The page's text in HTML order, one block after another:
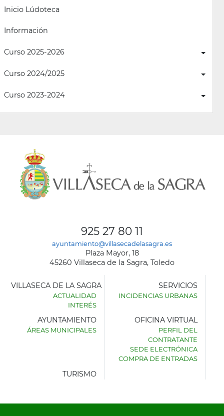
Inicio Lúdoteca
Información
Curso 2025-2026
Curso 2024/2025
Curso 2023-2024
925 27 80 11
ayuntamiento@villasecadelasagra.es
Plaza Mayor, 18
45260 Villaseca de la Sagra, Toledo
AYUNTAMIENTO
VILLASECA DE LA SAGRA
ACTUALIDAD
INTERÉS
SERVICIOS
INCIDENCIAS URBANAS
AYUNTAMIENTO
ÁREAS MUNICIPALES
OFICINA VIRTUAL
PERFIL DEL
CONTRATANTE
SEDE ELECTRÓNICA
COMPRA DE ENTRADAS
TURISMO